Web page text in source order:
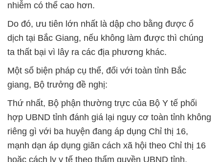
nhiễm có thể cao hơn.
Do đó, ưu tiên lớn nhất là dập cho bằng được ổ
dịch tại Bắc Giang, nếu không làm được thì chúng
ta thất bại vì lây ra các địa phương khác.
Một số biện pháp cụ thể, đối với toàn tỉnh Bắc
giang, Bộ trưởng đề nghị:
Thứ nhất, Bộ phận thường trực của Bộ Y tế phối
hợp UBND tỉnh đánh giá lại nguy cơ toàn tỉnh không
riêng gì với ba huyện đang áp dụng Chỉ thị 16,
mạnh dạn áp dụng giãn cách xã hội theo Chỉ thị 16
hoặc cách ly y tế theo thẩm quyền UBND tỉnh,